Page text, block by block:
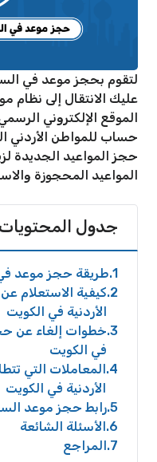
لتقوم بحجز موعد في
عليك الانتقال إلى نظام
الموقع الإلكتروني
حساب للمواطن الأردني
حجز المواعيد الجديدة
المواعيد المحجوزة
جدول المحتويات
1 طريقة حجز موعد في
2 كيفية الاستعلام
الأردنية في الكويت
3 خطوات إلغاء عن
في الكويت
4 المعاملات التي
الأردنية في الكويت
5 رابط حجز موعد
6 الأسئلة الشائعة
7 المراجع